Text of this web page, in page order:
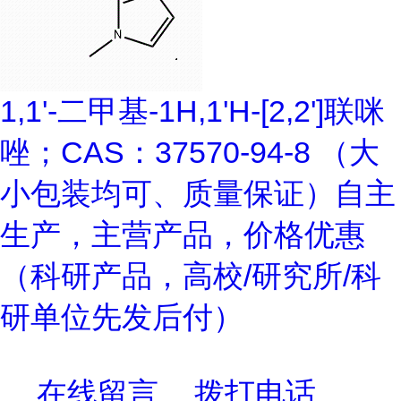
1,1'-二甲基-1H,1'H-[2,2']联咪
唑；CAS：37570-94-8 （大
小包装均可、质量保证）自主
生产，主营产品，价格优惠
（科研产品，高校/研究所/科
研单位先发后付）
在线留言 拨打电话